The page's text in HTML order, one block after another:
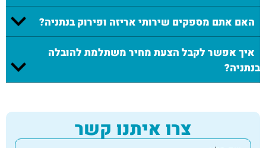
צרו איתנו קשר
האם אתם מספקים שירותי אריזה ופירוק בנתניה?
איך אפשר לקבל הצעת מחיר משתלמת להובלה
בנתניה?